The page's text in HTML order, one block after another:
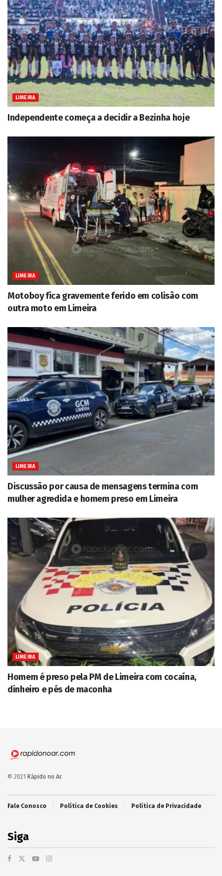
LIMEIRA
Independente começa a decidir a Bezinha hoje
LIMEIRA
Motoboy fica gravemente ferido em colisão com
outra moto em Limeira
LIMEIRA
Discussão por causa de mensagens termina com
mulher agredida e homem preso em Limeira
LIMEIRA
Homem é preso pela PM de Limeira com cocaína,
dinheiro e pés de maconha
© 2021 Rápido no Ar.
Fale Conosco Política de Cookies Política de Privacidade
Siga